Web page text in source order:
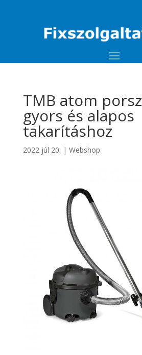
TMB atom
gyors és alapos
takarításhoz
2022 júl 20. | Webshop